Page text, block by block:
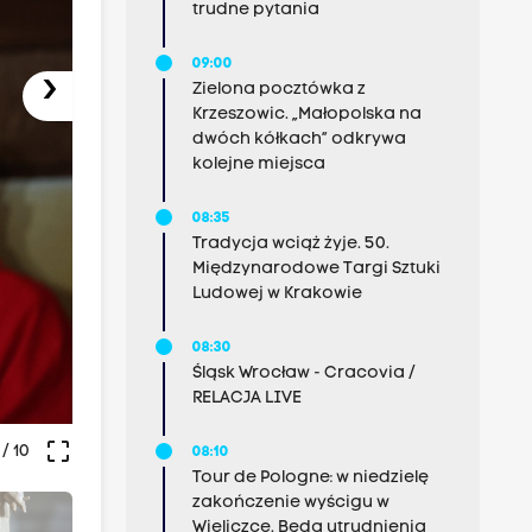
›
crop_free
10
trudne pytania
09:00
Zielona pocztówka z
Krzeszowic. „Małopolska na
dwóch kółkach” odkrywa
kolejne miejsca
08:35
Tradycja wciąż żyje. 50.
Międzynarodowe Targi Sztuki
Ludowej w Krakowie
08:30
Śląsk Wrocław - Cracovia /
RELACJA LIVE
08:10
Tour de Pologne: w niedzielę
zakończenie wyścigu w
Wieliczce. Będą utrudnienia